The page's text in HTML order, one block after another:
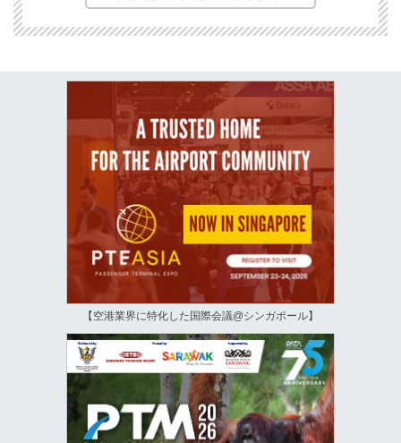
【空港業界に特化した国際会議@シンガポール】